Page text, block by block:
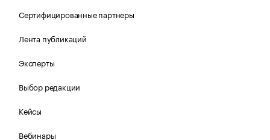
Сертифицированные партнеры
Лента публикаций
Эксперты
Выбор редакции
Кейсы
Вебинары